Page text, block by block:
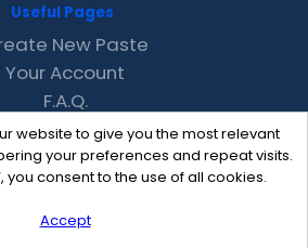
website to give you the most relevant
your preferences and repeat visits.
you consent to the use of all cookies.
Accept
Useful Pages
New Paste
Your Account
F.A.Q.
Recent
Contact